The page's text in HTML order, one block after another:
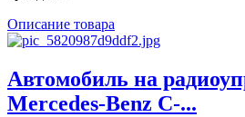
Описание товара
Автомобиль на
Mercedes-Benz C-...